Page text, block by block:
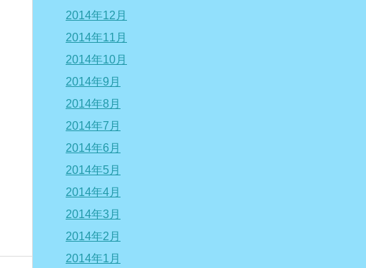
2014年12月
2014年11月
2014年10月
2014年9月
2014年8月
2014年7月
2014年6月
2014年5月
2014年4月
2014年3月
2014年2月
2014年1月